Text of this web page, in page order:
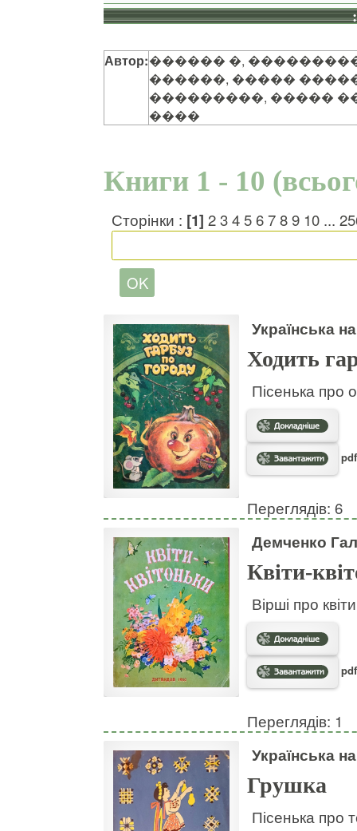
Автор:������ �,
������, �����
���������, �����
����
Книги 1 - 10
Сторінки : [1] 23456789 10 ...
Українська
Ходить
Пісенька про
Переглядів: 6
Демченко
Квіти-
Вірші про
Переглядів: 1
Українська
Грушка
Пісенька про